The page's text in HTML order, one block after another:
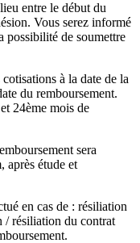
entre le début du
Vous serez informé
possibilité de soumettre
à la date de la
du remboursement.
24ème mois de
sera
après étude et
en cas de : résiliation
/ résiliation du contrat